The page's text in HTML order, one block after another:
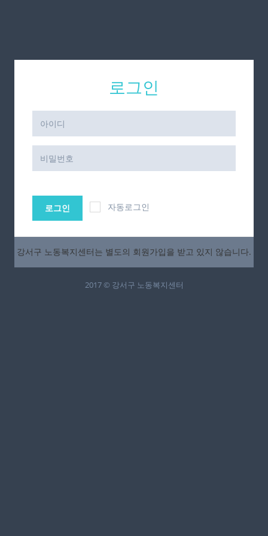
로그인
로그인 자동로그인
강서구 노동복지센터는 별도의 회원가입을 받고 있지 않습니다.
2017 © 강서구 노동복지센터